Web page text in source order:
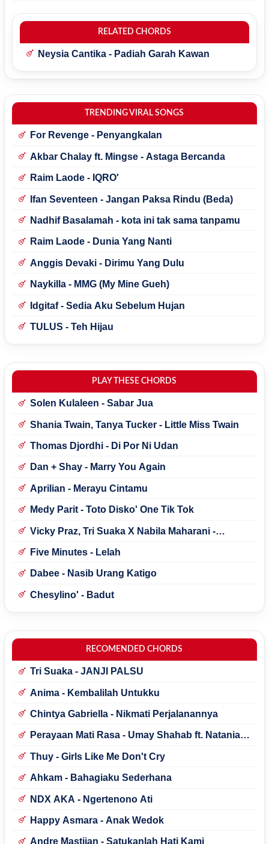
RELATED CHORDS
Neysia Cantika - Padiah Garah Kawan
TRENDING VIRAL SONGS
For Revenge - Penyangkalan
Akbar Chalay ft. Mingse - Astaga Bercanda
Raim Laode - IQRO'
Ifan Seventeen - Jangan Paksa Rindu (Beda)
Nadhif Basalamah - kota ini tak sama tanpamu
Raim Laode - Dunia Yang Nanti
Anggis Devaki - Dirimu Yang Dulu
Naykilla - MMG (My Mine Gueh)
Idgitaf - Sedia Aku Sebelum Hujan
TULUS - Teh Hijau
PLAY THESE CHORDS
Solen Kulaleen - Sabar Jua
Shania Twain, Tanya Tucker - Little Miss Twain
Thomas Djordhi - Di Por Ni Udan
Dan + Shay - Marry You Again
Aprilian - Merayu Cintamu
Medy Parit - Toto Disko' One Tik Tok
Vicky Praz, Tri Suaka X Nabila Maharani -
Five Minutes - Lelah
Dabee - Nasib Urang Katigo
Chesylino' - Badut
RECOMENDED CHORDS
Tri Suaka - JANJI PALSU
Anima - Kembalilah Untukku
Chintya Gabriella - Nikmati Perjalanannya
Perayaan Mati Rasa - Umay Shahab ft. Natania
Thuy - Girls Like Me Don't Cry
Ahkam - Bahagiaku Sederhana
NDX AKA - Ngertenono Ati
Happy Asmara - Anak Wedok
Andre Mastijan - Satukanlah Hati Kami